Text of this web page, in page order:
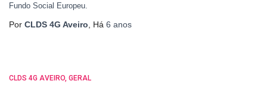
Fundo Social Europeu.
Por CLDS 4G Aveiro, Há 6 anos
CLDS 4G AVEIRO GERAL